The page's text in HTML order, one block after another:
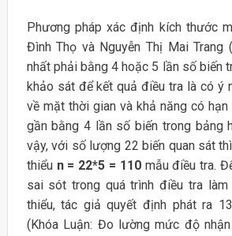
Phương pháp xác định kích thước
Đình Thọ và Nguyễn Thị Mai Trang
nhất phải bằng 4 hoặc 5 lần số biến
khảo sát để kết quả điều tra là có ý
về mặt thời gian và khả năng có
gần bằng 4 lần số biến trong bảng
vậy, với số lượng 22 biến quan sát
thiểu n = 22*5 = 110mẫu điều tra.
sai sót trong quá trình điều tra
thiểu, tác giả quyết định phát ra
(Khóa Luận: Đo lường mức độ